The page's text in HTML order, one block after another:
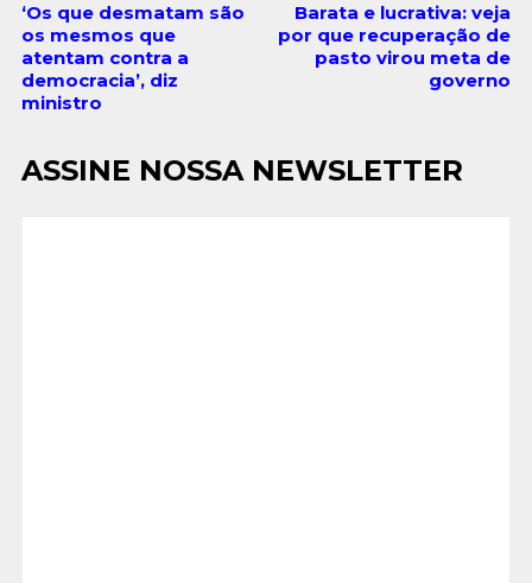
‘Os que desmatam são
os mesmos que
atentam contra a
democracia’, diz
ministro
Barata e lucrativa: veja
por que recuperação de
pasto virou meta de
governo
ASSINE NOSSA NEWSLETTER